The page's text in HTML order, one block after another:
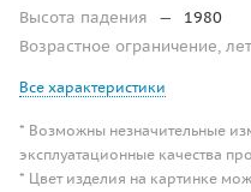
Высота падения
—
1980
Возрастное ограничение, лет
Все характеристики
* Возможны незначительные
эксплуатационные качества
* Цвет изделия на картинке